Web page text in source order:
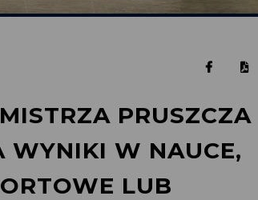
PRUSZCZA
WYNIKI W NAUCE,
LUB